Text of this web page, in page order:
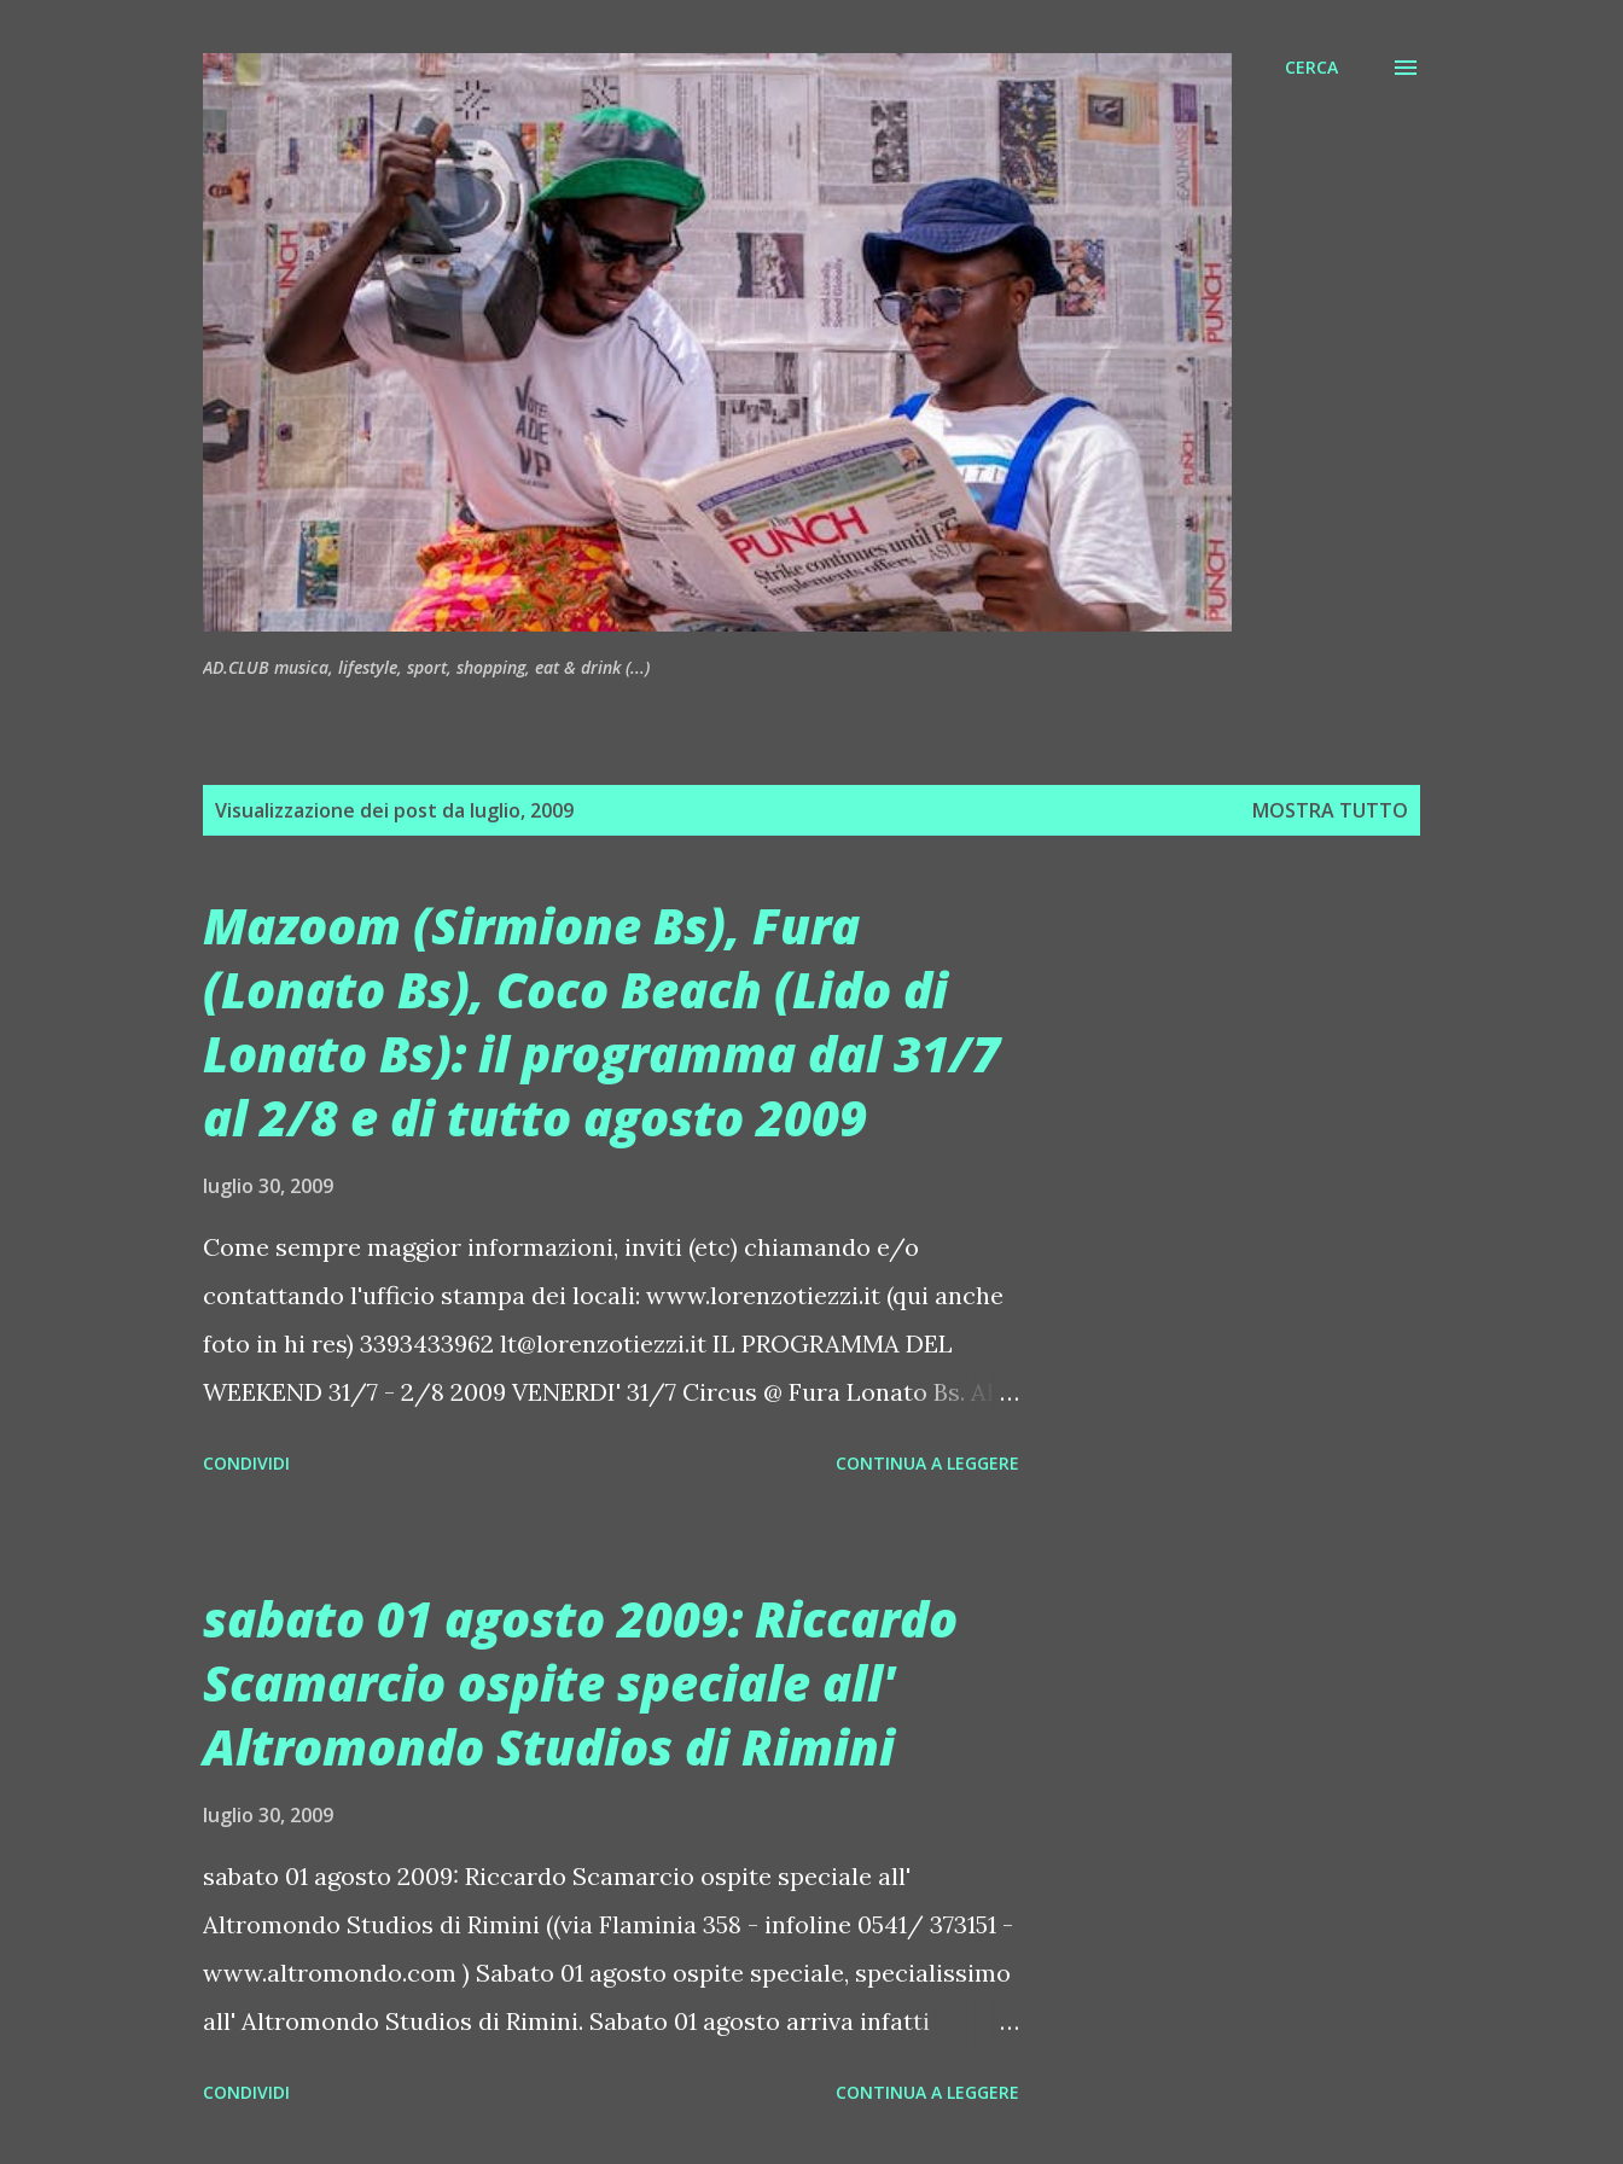
AD.CLUB musica, lifestyle, sport, shopping, eat & drink (...)
CERCA
Visualizzazione dei post da luglio, 2009 MOSTRA TUTTO
Mazoom (Sirmione Bs), Fura
(Lonato Bs), Coco Beach (Lido di
Lonato Bs): il programma dal 31/7
al 2/8 e di tutto agosto 2009
luglio 30, 2009
Come sempre maggior informazioni, inviti (etc) chiamando e/o
contattando l'ufficio stampa dei locali: www.lorenzotiezzi.it (qui anche
foto in hi res) 3393433962 lt@lorenzotiezzi.it IL PROGRAMMA DEL
WEEKEND 31/7 - 2/8 2009 VENERDI' 31/7 Circus @ Fura Lonato Bs. Al
SABATO 1/8 TRIBUTO AL MELAMARA AL FURA DI LONATO (leggi
l'approfondimento) Coco Beach Saturday Night. Al mixer Michele
Menini Mazoom Le Plaisir. Al mixer Mark Livella + Zeta Funk
l'approfondimento) /////////// LE SERATE TOP DAL 31/7 al 2/8 sabato 1
agosto Gianni Togni & Fura (Lonato, Bs) presentano: "Tributo al
Melamara" Al mixer Rubens, Rudy Franceschi ...
CONDIVIDI CONTINUA A LEGGERE
sabato 01 agosto 2009: Riccardo
Scamarcio ospite speciale all'
Altromondo Studios di Rimini
luglio 30, 2009
sabato 01 agosto 2009: Riccardo Scamarcio ospite speciale all'
Altromondo Studios di Rimini ((via Flaminia 358 - infoline 0541/ 373151 -
www.altromondo.com ) Sabato 01 agosto ospite speciale, specialissimo
all' Altromondo Studios di Rimini. Sabato 01 agosto arriva infatti
CONDIVIDI CONTINUA A LEGGERE